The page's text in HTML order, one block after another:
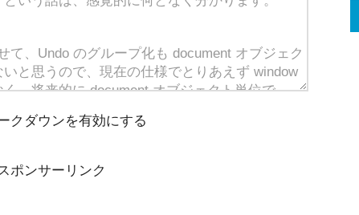
クダウンを有効にする
ポンサーリンク